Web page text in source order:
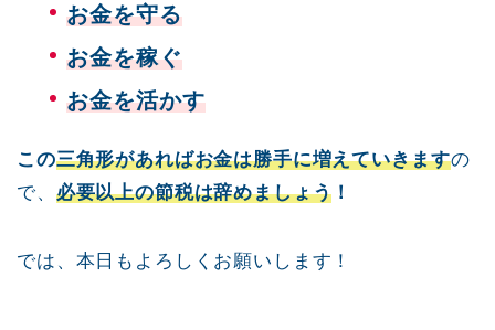
お金を守る
お金を稼ぐ
お金を活かす
この三角形があればお金は勝手に増えていきますの
で、 必要以上の節税は辞めましょう ！
では、本日もよろしくお願いします！